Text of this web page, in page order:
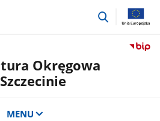
przejdź
Okręgowa
MENU